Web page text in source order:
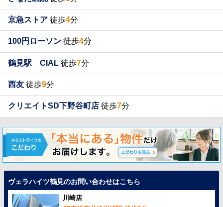
京急ストア 徒歩4分
100円ローソン 徒歩4分
鶴見駅 CIAL 徒歩7分
西友 徒歩9分
クリエイトSD下野谷町店 徒歩7分
ヴェラハイツ鶴見のお問い合わせはこちら
川崎店